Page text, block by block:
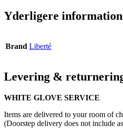
Yderligere information
Brand Liberté
Levering &
WHITE GLOVE SERVICE
Items are delivered to your room of
(Doorstep delivery does not include